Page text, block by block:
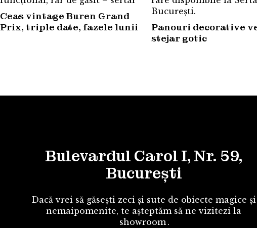
Ceas vintage Buren Grand
Prix, triple date, fazele lunii
Panouri decorative
stejar gotic
Bulevardul Carol I, Nr. 59,
București
Dacă vrei să găsești zeci și sute de obiecte magice și
nemaipomenite, te așteptăm să ne vizitezi la
showroom .